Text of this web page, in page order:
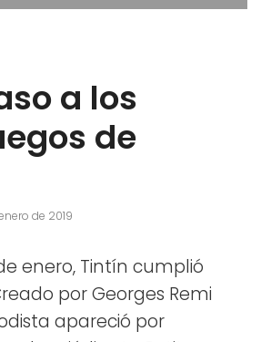
a los
de
de 2019
enero, Tintín cumplió
por Georges Remi
apareció por